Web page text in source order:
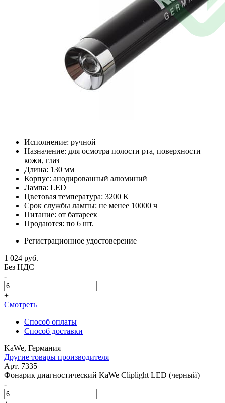
Исполнение: ручной
Назначение: для осмотра полости рта, поверхности
кожи, глаз
Длина: 130 мм
Корпус: анодированный алюминий
Лампа: LED
Цветовая температура: 3200 К
Срок службы лампы: не менее 10000 ч
Питание: от батареек
Продаются: по 6 шт.
Регистрационное удостоверение
1 024 руб.
Без НДС
-
+
Смотреть
Способ оплаты
Способ доставки
KaWe, Германия
Другие товары производителя
Арт. 7335
Фонарик диагностический KaWe Cliplight LED (черный)
-